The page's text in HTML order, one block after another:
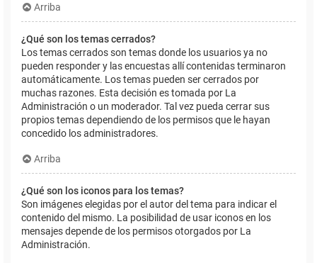
Arriba
¿Qué son los temas cerrados?
Los temas cerrados son temas donde los usuarios ya no
pueden responder y las encuestas allí contenidas terminaron
automáticamente. Los temas pueden ser cerrados por
muchas razones. Esta decisión es tomada por La
Administración o un moderador. Tal vez pueda cerrar sus
propios temas dependiendo de los permisos que le hayan
concedido los administradores.
Arriba
¿Qué son los iconos para los temas?
Son imágenes elegidas por el autor del tema para indicar el
contenido del mismo. La posibilidad de usar iconos en los
mensajes depende de los permisos otorgados por La
Administración.